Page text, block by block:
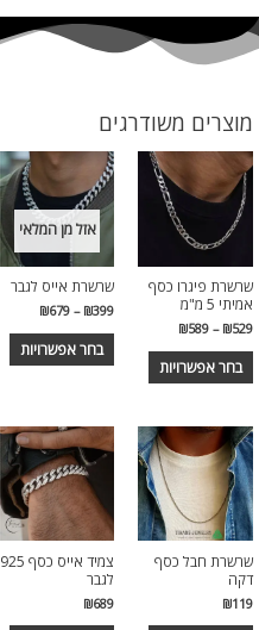
מוצרים משודרגים
שרשרת פיגרו כסף
אמיתי 5 מ"מ
₪529
–
₪589
בחר אפשרויות
אזל מן המלאי
שרשרת אייס לגבר
₪399
–
₪679
בחר אפשרויות
שרשרת חבל כסף
דקה
₪119
צמיד אייס כסף 925
לגבר
₪689